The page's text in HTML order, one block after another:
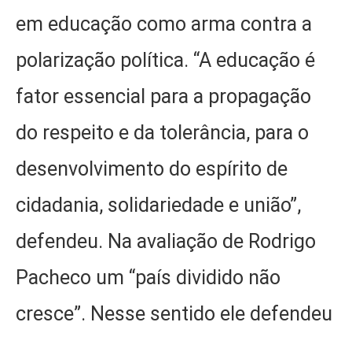
em educação como arma contra a
polarização política. “A educação é
fator essencial para a propagação
do respeito e da tolerância, para o
desenvolvimento do espírito de
cidadania, solidariedade e união”,
defendeu. Na avaliação de Rodrigo
Pacheco um “país dividido não
cresce”. Nesse sentido ele defendeu